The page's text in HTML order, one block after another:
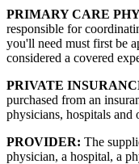
PRIMARY CARE
responsible for
you'll need must first be
considered a covered
PRIVATE
purchased from an
physicians, hospitals and
PROVIDER: The
physician, a hospital, a